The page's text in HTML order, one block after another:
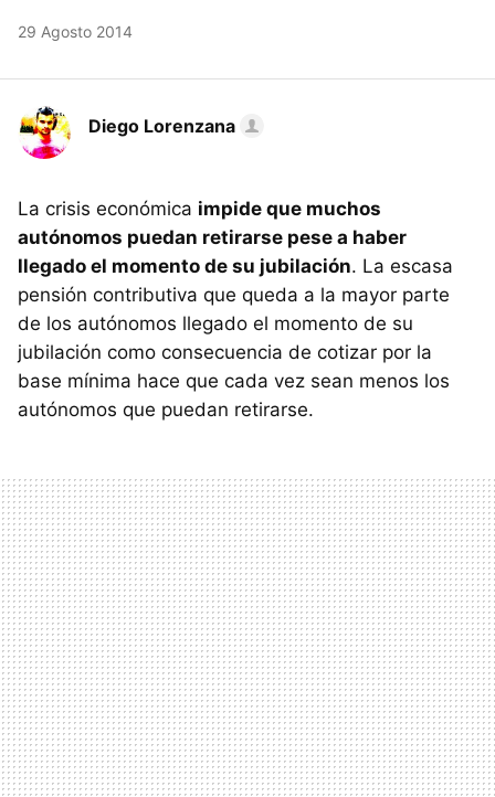
29 Agosto 2014
Diego Lorenzana
La crisis económica impide que muchos
autónomos puedan retirarse pese a haber
llegado el momento de su jubilación. La escasa
pensión contributiva que queda a la mayor parte
de los autónomos llegado el momento de su
jubilación como consecuencia de cotizar por la
base mínima hace que cada vez sean menos los
autónomos que puedan retirarse.